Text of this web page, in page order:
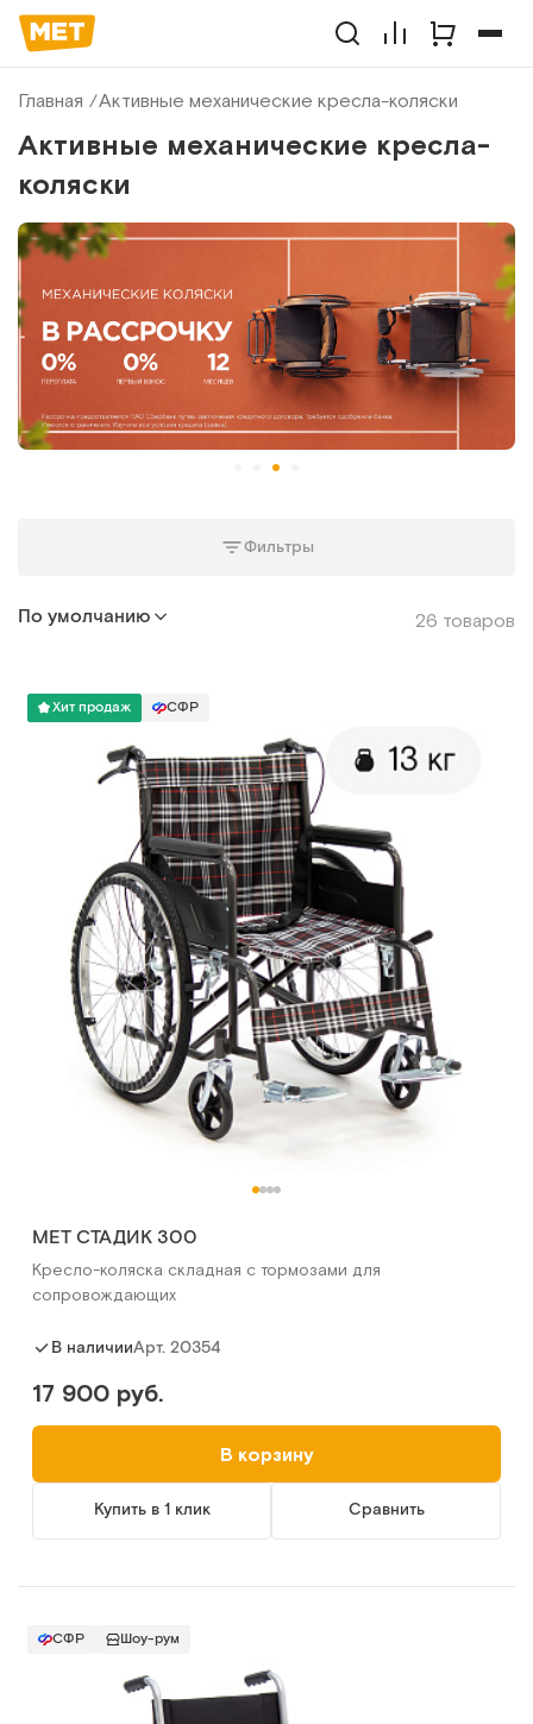
Главная Активные механические кресла-коляски
Активные механические кресла-
коляски
Фильтры
По умолчанию 26 товаров
Хит продаж СФР
MET СТАДИК 300
Кресло-коляска складная с тормозами для
сопровождающих
В наличииАрт. 20354
17 900 руб.
В корзину
Купить в 1 клик Сравнить
СФР Шоу-рум